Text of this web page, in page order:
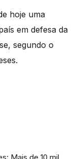
hoje uma
em defesa da
segundo o